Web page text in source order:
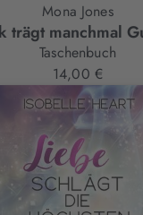
Mona Jones
trägt manchmal
Taschenbuch
14,00 €